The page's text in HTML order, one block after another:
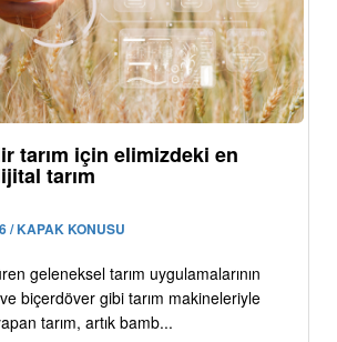
tarım için elimizdeki en
tarım
/ KAPAK KONUSU
geleneksel tarım uygulamalarının
biçerdöver gibi tarım makineleriyle
tarım, artık bamb...